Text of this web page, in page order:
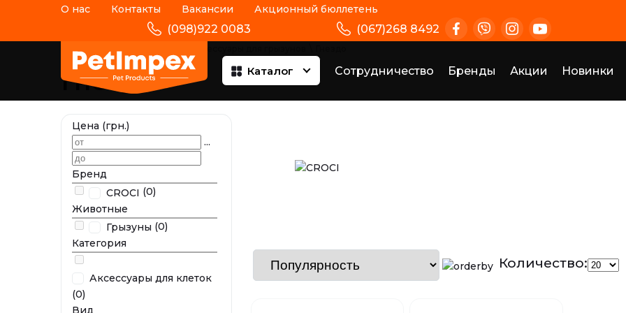
О нас Контакты Вакансии Акционный бюллетень
(098)922 0083 (067)268 8492
Каталог Сотрудничество Бренды Акции Новинки
Главная Грызуны
Гнездо
Цена (грн.)
...
Бренд
CROCI (0)
Животные
Грызуны (0)
Категория
Аксессуары для клеток
(0)
Вид
Количество: